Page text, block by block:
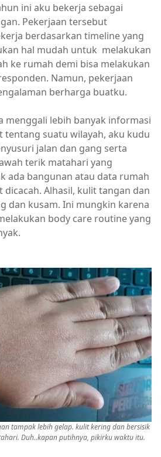
ini aku bekerja sebagai
Pekerjaan tersebut
berdasarkan timeline yang
hal mudah untuk melakukan
ke rumah demi bisa melakukan
Namun, pekerjaan
berharga buatku.
menggali lebih banyak informasi
tentang suatu wilayah, aku kudu
jalan dan gang serta
terik matahari yang
ada bangunan atau data rumah
Alhasil, kulit tangan dan
dan kusam. Ini mungkin karena
body care routine yang
tampak lebih gelap. kulit kering dan bersisik
Duh..kapan putihnya, pikirku waktu itu.